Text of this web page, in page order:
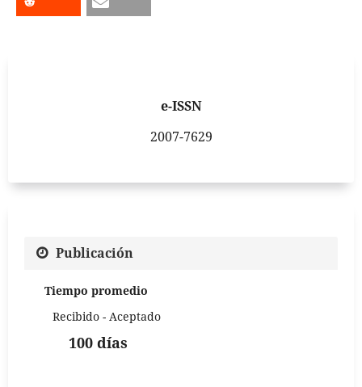
e-ISSN
2007-7629
Publicación
Tiempo promedio
Recibido - Aceptado
100 días